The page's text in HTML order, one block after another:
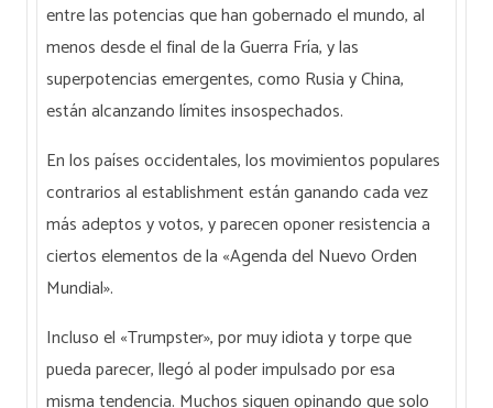
entre las potencias que han gobernado el mundo, al
menos desde el final de la Guerra Fría, y las
superpotencias emergentes, como Rusia y China,
están alcanzando límites insospechados.
En los países occidentales, los movimientos populares
contrarios al establishment están ganando cada vez
más adeptos y votos, y parecen oponer resistencia a
ciertos elementos de la «Agenda del Nuevo Orden
Mundial».
Incluso el «Trumpster», por muy idiota y torpe que
pueda parecer, llegó al poder impulsado por esa
misma tendencia. Muchos siguen opinando que solo